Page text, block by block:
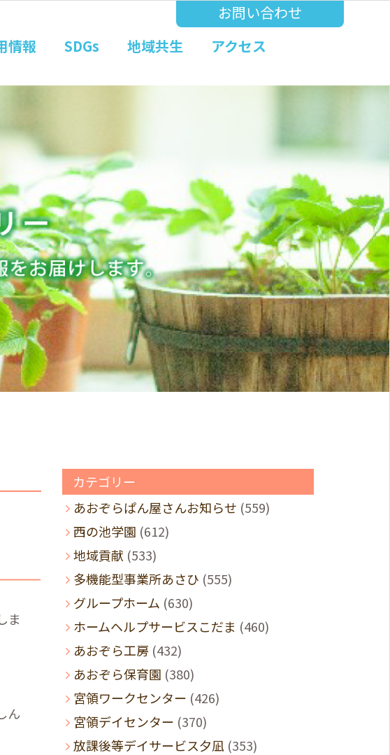
お問い合わせ
情報 SDGs 地域共生 アクセス
ま
ん
カテゴリー
あおぞらぱん屋さんお知らせ (559)
西の池学園 (612)
地域貢献 (533)
多機能型事業所あさひ (555)
グループホーム (630)
ホームヘルプサービスこだま (460)
あおぞら工房 (432)
あおぞら保育園 (380)
宮領ワークセンター (426)
宮領デイセンター (370)
放課後等デイサービス夕凪 (353)